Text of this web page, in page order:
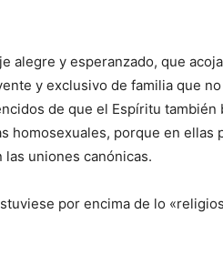
alegre y esperanzado, que
y exclusivo de familia que
de que el Espíritu también
homosexuales, porque en ellas
uniones canónicas.
por encima de lo